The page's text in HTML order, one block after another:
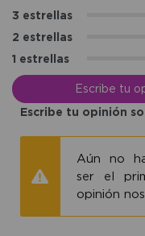
3 estrellas
2 estrellas
1 estrellas
Escribe tu
Escribe tu opinión
Aún no
ser el
opinión